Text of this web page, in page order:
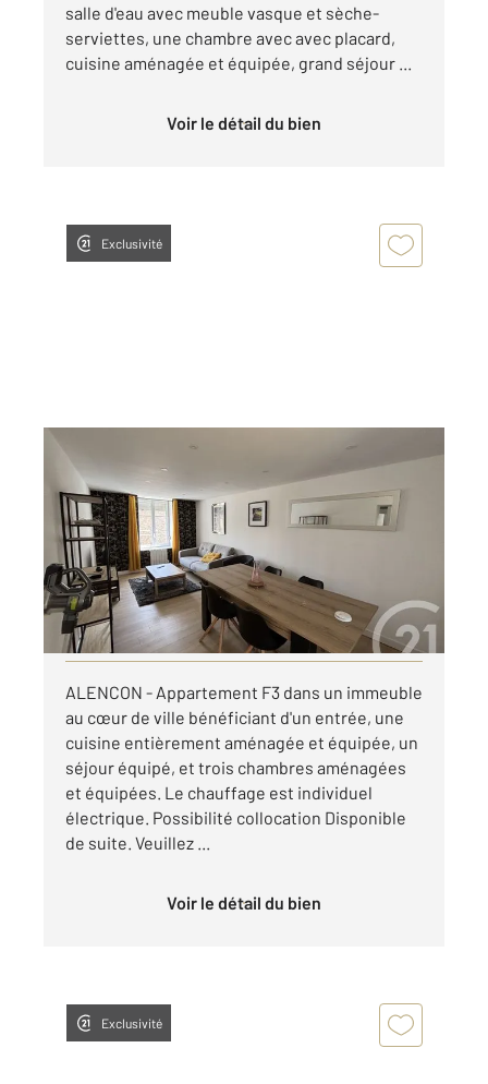
salle d'eau avec meuble vasque et sèche-
serviettes, une chambre avec avec placard,
cuisine aménagée et équipée, grand séjour ...
Voir le détail du bien
Exclusivité
ALENCON 61
64,70 m , 3 pièces
Ref : 3714
Appartement F3 à louer
1 080 €
par mois charges comprises
Visiter le site dédié
ALENCON - Appartement F3 dans un immeuble
au cœur de ville bénéficiant d'un entrée, une
cuisine entièrement aménagée et équipée, un
séjour équipé, et trois chambres aménagées
et équipées. Le chauffage est individuel
électrique. Possibilité collocation Disponible
de suite. Veuillez ...
Voir le détail du bien
Exclusivité